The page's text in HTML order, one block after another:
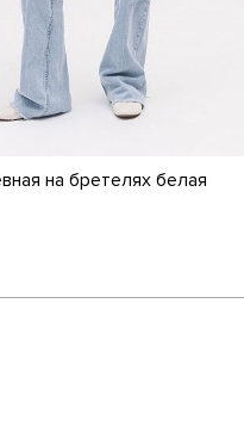
на бретелях белая